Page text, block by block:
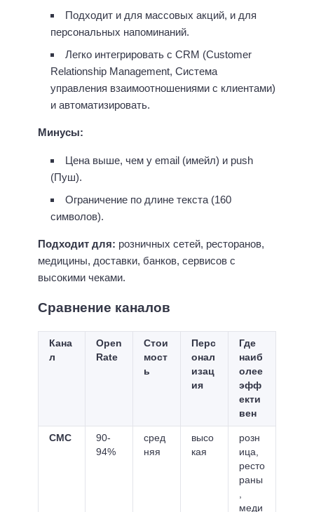
Подходит и для массовых акций, и для
персональных напоминаний.
Легко интегрировать с CRM (Customer
Relationship Management, Система
управления взаимоотношениями с клиентами)
и автоматизировать.
Минусы:
Цена выше, чем у email (имейл) и push
(Пуш).
Ограничение по длине текста (160
символов).
Подходит для: розничных сетей, ресторанов,
медицины, доставки, банков, сервисов с
высокими чеками.
Сравнение каналов
Кана
л
Open
Rate
Стои
мост
ь
Перс
онал
изац
ия
Где
наиб
олее
эфф
екти
вен
СМС
90-
94%
сред
няя
высо
кая
розн
ица,
ресто
раны
,
меди